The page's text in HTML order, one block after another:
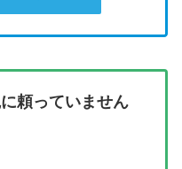
頼っていません